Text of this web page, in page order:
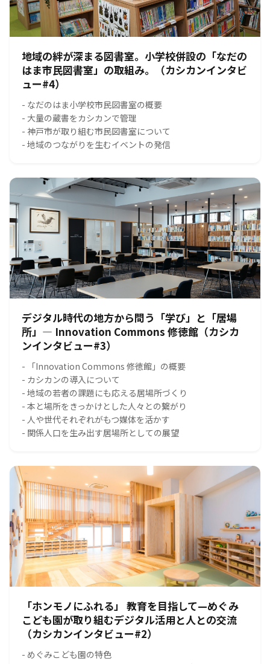
地域の絆が深まる図書室。小学校併設の「なだの
はま市民図書室」の取組み。（カシカンインタビ
ュー#4）
- なだのはま小学校市民図書室の概要
- 大量の蔵書をカシカンで管理
- 神戸市が取り組む市民図書室について
- 地域のつながりを生むイベントの発信
デジタル時代の地方から問う「学び」と「居場
所」― Innovation Commons 修徳館（カシカ
ンインタビュー#3）
- 「Innovation Commons 修徳館」の概要
- カシカンの導入について
- 地域の若者の課題にも応える居場所づくり
- 本と場所をきっかけとした人々との繋がり
- 人や世代それぞれがもつ媒体を活かす
- 関係人口を生み出す居場所としての展望
「ホンモノにふれる」 教育を目指して—めぐみ
こども園が取り組むデジタル活用と人との交流
（カシカンインタビュー#2）
- めぐみこども園の特色